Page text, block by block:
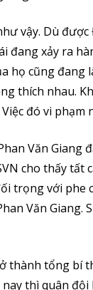
vậy. Dù
đang xảy ra
họ cũng đang
thích nhau.
đó vi phạm
Văn
cho thấy
trọng với phe
Văn Giang.
thành tổng
thì quân